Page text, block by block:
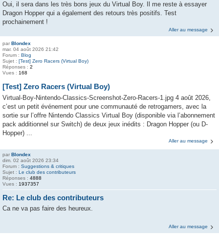
Oui, il sera dans les très bons jeux du Virtual Boy. Il me reste à essayer
Dragon Hopper qui a également des retours très positifs. Test
prochainement !
Aller au message
par Blondex
mar. 04 août 2026 21:42
Forum : Blog
Sujet : [Test] Zero Racers (Virtual Boy)
Réponses : 2
Vues : 168
[Test] Zero Racers (Virtual Boy)
Virtual-Boy-Nintendo-Classics-Screenshot-Zero-Racers-1.jpg 4 août 2026,
c’est un petit événement pour une communauté de retrogamers, avec la
sortie sur l’offre Nintendo Classics Virtual Boy (disponible via l’abonnement
pack additionnel sur Switch) de deux jeux inédits : Dragon Hopper (ou D-
Hopper) ...
Aller au message
par Blondex
dim. 02 août 2026 23:34
Forum : Suggestions & critiques
Sujet : Le club des contributeurs
Réponses : 4888
Vues : 1937357
Re: Le club des contributeurs
Ca ne va pas faire des heureux.
Aller au message